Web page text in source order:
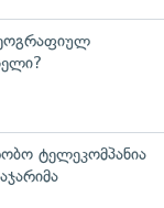
ტელეკომპანია